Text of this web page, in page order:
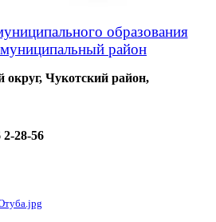
образования
район
Чукотский район,
28-56